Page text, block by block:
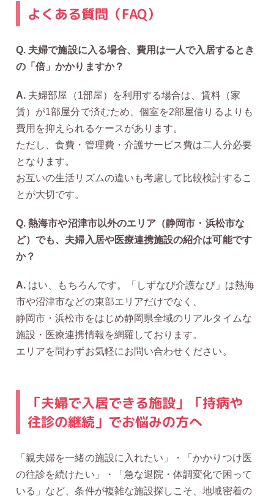
よくある質問（FAQ）
Q. 夫婦で施設に入る場合、費用は一人で入居するとき
の「倍」かかりますか？
A. 夫婦部屋（1部屋）を利用する場合は、賃料（家
賃）が1部屋分で済むため、個室を2部屋借りるよりも
費用を抑えられるケースがあります。
ただし、食費・管理費・介護サービス費は二人分必要
となります。
お互いの生活リズムの違いも考慮して比較検討するこ
とが大切です。
Q. 熱海市や沼津市以外のエリア（静岡市・浜松市な
ど）でも、夫婦入居や医療連携施設の紹介は可能です
か？
A. はい、もちろんです。「しずなび介護なび」は熱海
市や沼津市などの東部エリアだけでなく、
静岡市・浜松市をはじめ静岡県全域のリアルタイムな
施設・医療連携情報を網羅しております。
エリアを問わずお気軽にお問い合わせください。
「夫婦で入居できる施設」「持病や
往診の継続」でお悩みの方へ
「親夫婦を一緒の施設に入れたい」・「かかりつけ医
の往診を続けたい」・「急な退院・体調変化で困って
いる」など、条件が複雑な施設探しこそ、地域密着の